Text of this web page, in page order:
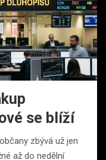
se blíží
zbývá už jen
až do nedělní